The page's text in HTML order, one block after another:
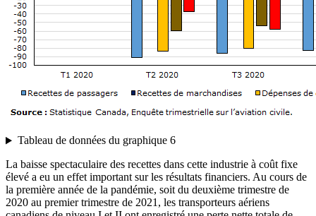
Tableau de données du graphique 6
La baisse spectaculaire des recettes dans cette industrie à coût fixe
élevé a eu un effet important sur les résultats financiers. Au cours de
la première année de la pandémie, soit du deuxième trimestre de
2020 au premier trimestre de 2021, les transporteurs aériens